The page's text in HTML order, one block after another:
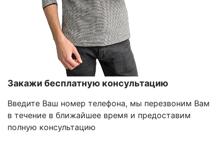
Закажи бесплатную консультацию
Введите Ваш номер телефона, мы перезвоним Вам
в течение в ближайшее время и предоставим
полную консультацию